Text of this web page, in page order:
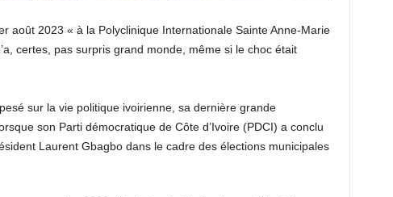
août 2023 « à la Polyclinique Internationale Sainte Anne-Marie
certes, pas surpris grand monde, même si le choc était
sur la vie politique ivoirienne, sa dernière grande
son Parti démocratique de Côte d’Ivoire (PDCI) a conclu
Laurent Gbagbo dans le cadre des élections municipales